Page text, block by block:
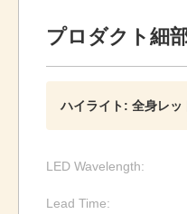
プロダクト細
ハイライト: 全身レッ
LED Wavelength:
Lead Time: